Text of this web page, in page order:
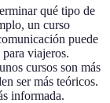
qué tipo de
un curso
puede
viajeros.
cursos son más
ser más teóricos.
informada.